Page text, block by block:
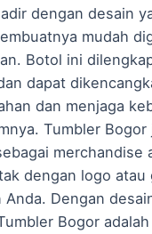
dengan desain
mudah
Botol ini
dapat
dan menjaga
Tumbler
merchandise
dengan logo atau
Dengan
Bogor